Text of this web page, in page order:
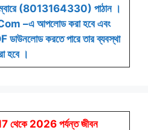
(8013164330) পাঠান ।
–এ আপলোড করা হবে এবং
ডাউনলোড করতে পারে তার ব্যবস্থা
হবে ।
থেকে 2026 পর্যন্ত জীবন